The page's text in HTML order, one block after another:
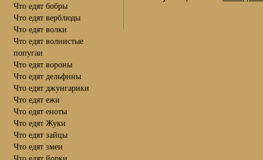
Что едят бобры
Что едят верблюды
Что едят волки
Что едят волнистые
попугаи
Что едят вороны
Что едят дельфины
Что едят джунгарики
Что едят ежи
Что едят еноты
Что едят Жуки
Что едят зайцы
Что едят змеи